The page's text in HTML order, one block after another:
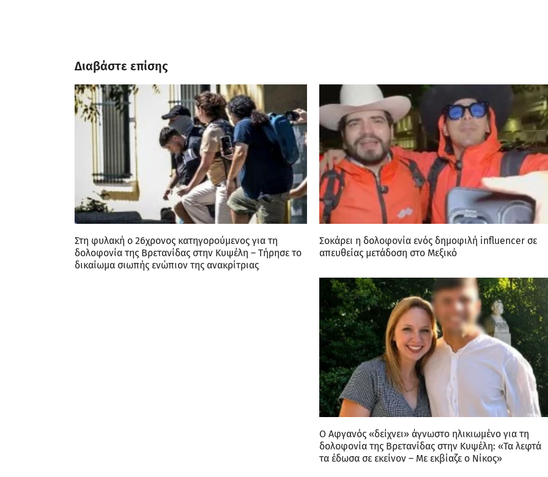
Διαβάστε επίσης
Στη φυλακή ο 26χρονος κατηγορούμενος για τη
δολοφονία της Βρετανίδας στην Κυψέλη – Τήρησε το
δικαίωμα σιωπής ενώπιον της ανακρίτριας
Σοκάρει η δολοφονία ενός δημοφιλή influencer σε
απευθείας μετάδοση στο Μεξικό
Ο Αφγανός «δείχνει» άγνωστο ηλικιωμένο για τη
δολοφονία της Βρετανίδας στην Κυψέλη: «Τα λεφτά
τα έδωσα σε εκείνον – Με εκβίαζε ο Νίκος»